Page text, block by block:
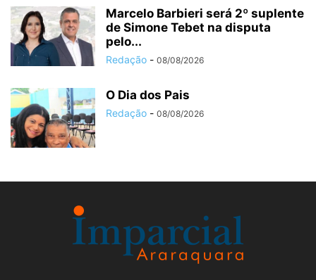
Marcelo Barbieri será 2º suplente
de Simone Tebet na disputa
pelo...
Redação - 08/08/2026
O Dia dos Pais
Redação - 08/08/2026